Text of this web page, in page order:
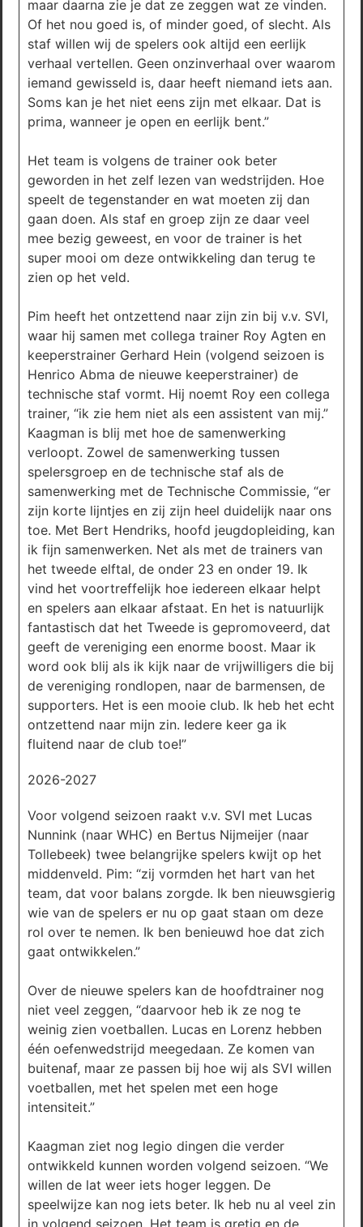
maar daarna zie je dat ze zeggen wat ze vinden.
Of het nou goed is, of minder goed, of slecht. Als
staf willen wij de spelers ook altijd een eerlijk
verhaal vertellen. Geen onzinverhaal over waarom
iemand gewisseld is, daar heeft niemand iets aan.
Soms kan je het niet eens zijn met elkaar. Dat is
prima, wanneer je open en eerlijk bent.”
Het team is volgens de trainer ook beter
geworden in het zelf lezen van wedstrijden. Hoe
speelt de tegenstander en wat moeten zij dan
gaan doen. Als staf en groep zijn ze daar veel
mee bezig geweest, en voor de trainer is het
super mooi om deze ontwikkeling dan terug te
zien op het veld.
Pim heeft het ontzettend naar zijn zin bij v.v. SVI,
waar hij samen met collega trainer Roy Agten en
keeperstrainer Gerhard Hein (volgend seizoen is
Henrico Abma de nieuwe keeperstrainer) de
technische staf vormt. Hij noemt Roy een collega
trainer, “ik zie hem niet als een assistent van mij.”
Kaagman is blij met hoe de samenwerking
verloopt. Zowel de samenwerking tussen
spelersgroep en de technische staf als de
samenwerking met de Technische Commissie, “er
zijn korte lijntjes en zij zijn heel duidelijk naar ons
toe. Met Bert Hendriks, hoofd jeugdopleiding, kan
ik fijn samenwerken. Net als met de trainers van
het tweede elftal, de onder 23 en onder 19. Ik
vind het voortreffelijk hoe iedereen elkaar helpt
en spelers aan elkaar afstaat. En het is natuurlijk
fantastisch dat het Tweede is gepromoveerd, dat
geeft de vereniging een enorme boost. Maar ik
word ook blij als ik kijk naar de vrijwilligers die bij
de vereniging rondlopen, naar de barmensen, de
supporters. Het is een mooie club. Ik heb het echt
ontzettend naar mijn zin. Iedere keer ga ik
fluitend naar de club toe!”
2026-2027
Voor volgend seizoen raakt v.v. SVI met Lucas
Nunnink (naar WHC) en Bertus Nijmeijer (naar
Tollebeek) twee belangrijke spelers kwijt op het
middenveld. Pim: “zij vormden het hart van het
team, dat voor balans zorgde. Ik ben nieuwsgierig
wie van de spelers er nu op gaat staan om deze
rol over te nemen. Ik ben benieuwd hoe dat zich
gaat ontwikkelen.”
Over de nieuwe spelers kan de hoofdtrainer nog
niet veel zeggen, “daarvoor heb ik ze nog te
weinig zien voetballen. Lucas en Lorenz hebben
één oefenwedstrijd meegedaan. Ze komen van
buitenaf, maar ze passen bij hoe wij als SVI willen
voetballen, met het spelen met een hoge
intensiteit.”
Kaagman ziet nog legio dingen die verder
ontwikkeld kunnen worden volgend seizoen. “We
willen de lat weer iets hoger leggen. De
speelwijze kan nog iets beter. Ik heb nu al veel zin
in volgend seizoen. Het team is gretig en de